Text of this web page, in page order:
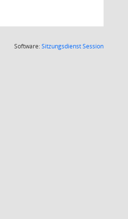
Software:SitzungsdienstSession(Wird in